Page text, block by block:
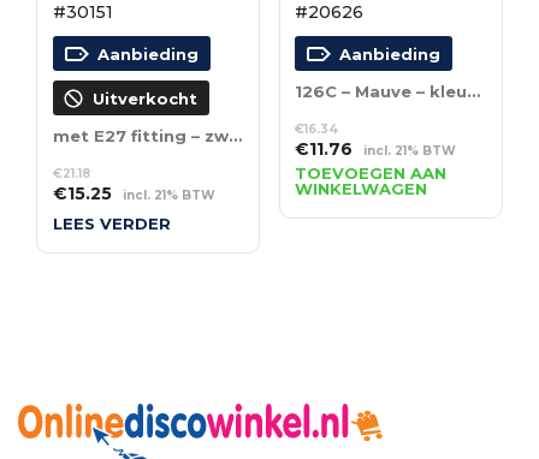
#30151
Aanbieding
Uitverkocht
met E27 fitting – zwart
€21.18
Oorspronkelijke
prijs
€21.18.
€15.25Huidige
prijs
€15.25.
incl. 21% BTW
LEES VERDER
#20626
Aanbieding
126C – Mauve – kleurvast filter – 1200 mm
€16.34
Oorspronkelijke
prijs
was:
€16.34.
€11.76 Huidige
prijs
is:
€11.76.
incl. 21% BTW
TOEVOEGEN AAN
WINKELWAGEN